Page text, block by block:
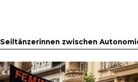
Seiltänzerinnen zwischen